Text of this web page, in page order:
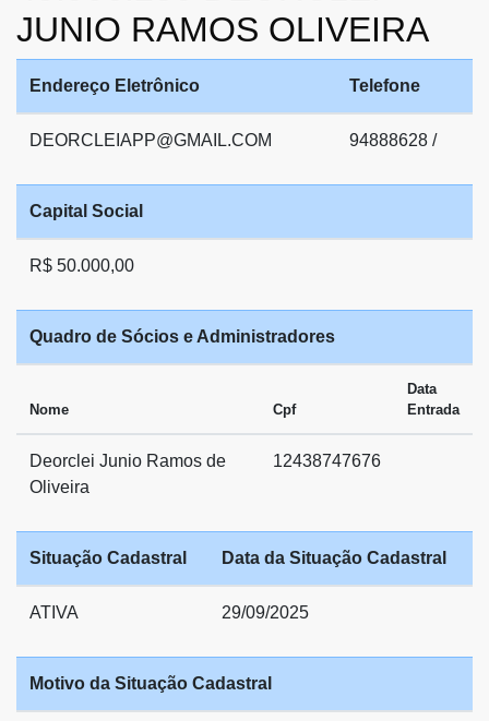
JUNIO RAMOS OLIVEIRA
Endereço Eletrônico Telefone
DEORCLEIAPP@GMAIL.COM 94888628 /
Capital Social
R$ 50.000,00
Quadro de Sócios e Administradores
Nome Cpf
Data
Entrada
Deorclei Junio Ramos de
Oliveira
12438747676
Situação Cadastral Data da Situação Cadastral
ATIVA 29/09/2025
Motivo da Situação Cadastral